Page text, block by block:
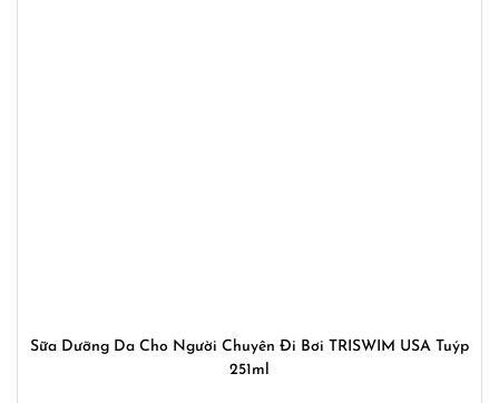
Sữa Dưỡng Da Cho Người Chuyên Đi Bơi TRISWIM USA Tuýp
251ml